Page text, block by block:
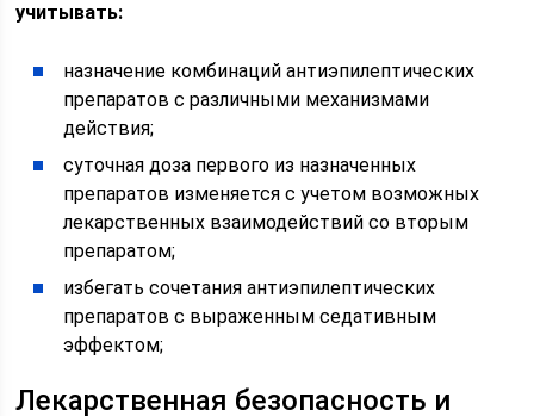
учитывать:
назначение комбинаций антиэпилептических
препаратов с различными механизмами
действия;
суточная доза первого из назначенных
препаратов изменяется с учетом возможных
лекарственных взаимодействий со вторым
препаратом;
избегать сочетания антиэпилептических
препаратов с выраженным седативным
эффектом;
Лекарственная безопасность и